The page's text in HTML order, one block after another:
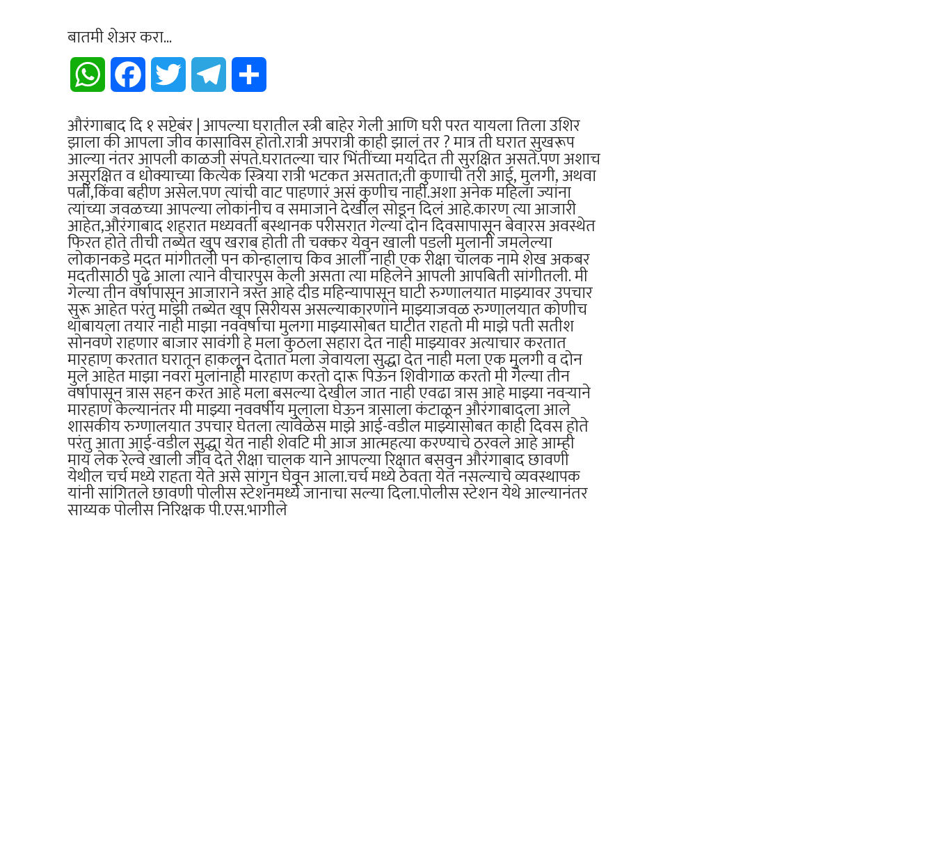
बातमी शेअर करा...
WhatsApp Facebook Twitter Telegram
औरंगाबाद दि १ सप्टेबंर | आपल्या घरातील स्त्री बाहेर गेली आणि घरी परत यायला तिला उशिर
झाला की आपला जीव कासाविस होतो.रात्री अपरात्री काही झालं तर ? मात्र ती घरात सुखरूप
आल्या नंतर आपली काळजी संपते.घरातल्या चार भिंतींच्या मर्यादेत ती सुरक्षित असते.पण अशाच
असुरक्षित व धोक्याच्या कित्येक स्त्रिया रात्री भटकत असतात;ती कुणाची तरी आई, मुलगी, अथवा
पत्नी,किंवा बहीण असेल.पण त्यांची वाट पाहणारं असं कुणीच नाही.अशा अनेक महिला ज्यांना
त्यांच्या जवळच्या आपल्या लोकांनीच व समाजाने देखील सोडून दिलं आहे.कारण त्या आजारी
आहेत,औरंगाबाद शहरात मध्यवर्ती बस्थानक परीसरात गेल्या दोन दिवसापासून बेवारस अवस्थेत
फिरत होते तीची तब्येत खुप खराब होती ती चक्कर येवुन खाली पडली मुलानी जमलेल्या
लोकानकडे मदत मांगीतली पन कोन्हालाच किव आली नाही एक रीक्षा चालक नामे शेख अकबर
मदतीसाठी पुढे आला त्याने वीचारपुस केली असता त्या महिलेने आपली आपबिती सांगीतली. मी
गेल्या तीन वर्षापासून आजाराने त्रस्त आहे दीड महिन्यापासून घाटी रुग्णालयात माझ्यावर उपचार
सुरू आहेत परंतु माझी तब्येत खूप सिरीयस असल्याकारणाने माझ्याजवळ रुग्णालयात कोणीच
थांबायला तयार नाही माझा नववर्षाचा मुलगा माझ्यासोबत घाटीत राहतो मी माझे पती सतीश
सोनवणे राहणार बाजार सावंगी हे मला कुठला सहारा देत नाही माझ्यावर अत्याचार करतात
मारहाण करतात घरातून हाकलून देतात मला जेवायला सुद्धा देत नाही मला एक मुलगी व दोन
मुले आहेत माझा नवरा मुलांनाही मारहाण करतो दारू पिऊन शिवीगाळ करतो मी गेल्या तीन
वर्षापासून त्रास सहन करत आहे मला बसल्या देखील जात नाही एवढा त्रास आहे माझ्या नवऱ्याने
मारहाण केल्यानंतर मी माझ्या नववर्षीय मुलाला घेऊन त्रासाला कंटाळून औरंगाबादला आले
शासकीय रुग्णालयात उपचार घेतला त्यावेळेस माझे आई-वडील माझ्यासोबत काही दिवस होते
परंतु आता आई-वडील सुद्धा येत नाही शेवटि मी आज आत्महत्या करण्याचे ठरवले आहे आम्ही
माय लेक रेल्वे खाली जीव देते रीक्षा चालक याने आपल्या रिक्षात बसवुन औरंगाबाद छावणी
येथील चर्च मध्ये राहता येते असे सांगुन घेवून आला.चर्च मध्ये ठेवता येत नसल्याचे व्यवस्थापक
यांनी सांगितले छावणी पोलीस स्टेशनमध्ये जानाचा सल्या दिला.पोलीस स्टेशन येथे आल्यानंतर
साय्यक पोलीस निरिक्षक पी.एस.भागीले